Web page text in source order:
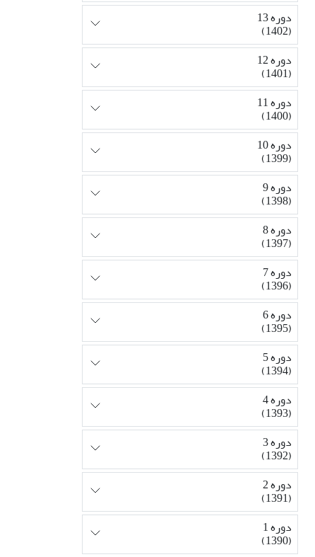
دوره 13
(1402)
دوره 12
(1401)
دوره 11
(1400)
دوره 10
(1399)
دوره 9
(1398)
دوره 8
(1397)
دوره 7
(1396)
دوره 6
(1395)
دوره 5
(1394)
دوره 4
(1393)
دوره 3
(1392)
دوره 2
(1391)
دوره 1
(1390)